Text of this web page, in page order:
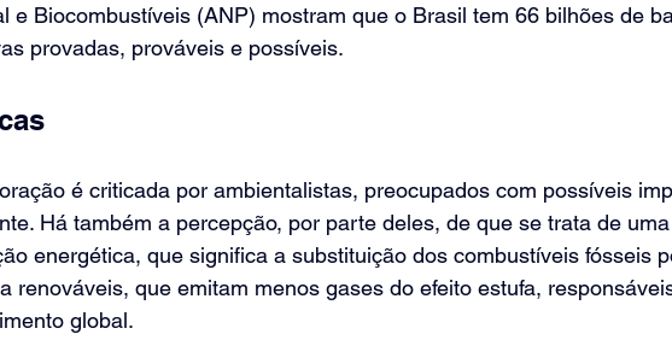
e Biocombustíveis (ANP) mostram que o Brasil tem 66 bilhões de
provadas, prováveis e possíveis.
é criticada por ambientalistas, preocupados com possíveis
Há também a percepção, por parte deles, de que se trata de
energética, que significa a substituição dos combustíveis fósseis
renováveis, que emitam menos gases do efeito estufa,
global.